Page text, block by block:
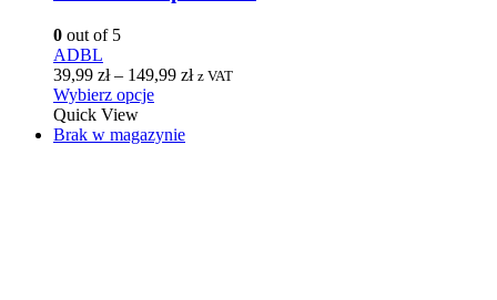
0 out of 5
ADBL
39,99 zł– 149,99 zł z VAT
Wybierz opcje
Quick View
Brak w magazynie